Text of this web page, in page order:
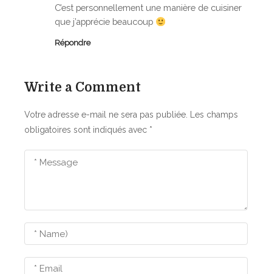
c
l
e
C’est personnellement une manière de cuisiner
que j’apprécie beaucoup
Répondre
Write a Comment
Votre adresse e-mail ne sera pas publiée.
Les champs
obligatoires sont indiqués avec *